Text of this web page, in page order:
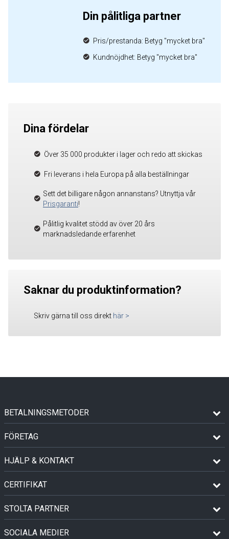
Din pålitliga partner
Pris/prestanda: Betyg "mycket bra"
Kundnöjdhet: Betyg "mycket bra"
Dina fördelar
Över 35 000 produkter i lager och redo att skickas
Fri leverans i hela Europa på alla beställningar
Sett det billigare någon annanstans? Utnyttja vår
Prisgaranti!
Pålitlig kvalitet stödd av över 20 års
marknadsledande erfarenhet
Saknar du produktinformation?
Skriv gärna till oss direkt här >
BETALNINGSMETODER
FÖRETAG
HJÄLP & KONTAKT
CERTIFIKAT
STOLTA PARTNER
SOCIALA MEDIER